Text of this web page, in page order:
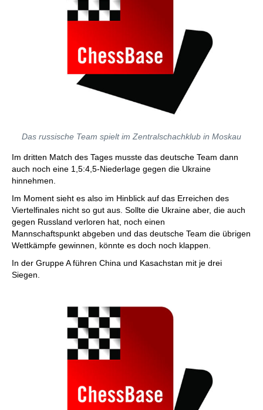
Das russische Team spielt im Zentralschachklub in Moskau
Im dritten Match des Tages musste das deutsche Team dann
auch noch eine 1,5:4,5-Niederlage gegen die Ukraine
hinnehmen.
Im Moment sieht es also im Hinblick auf das Erreichen des
Viertelfinales nicht so gut aus. Sollte die Ukraine aber, die auch
gegen Russland verloren hat, noch einen
Mannschaftspunkt abgeben und das deutsche Team die übrigen
Wettkämpfe gewinnen, könnte es doch noch klappen.
In der Gruppe A führen China und Kasachstan mit je drei
Siegen.